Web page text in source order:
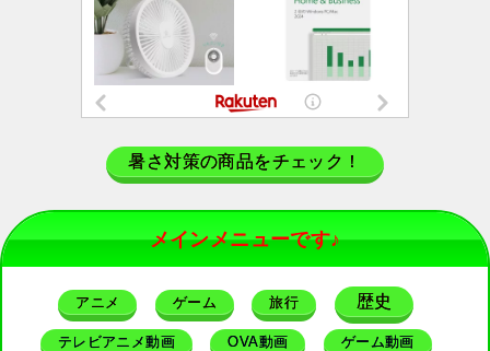
暑さ対策の商品をチェック！
メインメニューです♪
アニメ ゲーム 旅行 歴史
テレビアニメ動画 OVA動画 ゲーム動画